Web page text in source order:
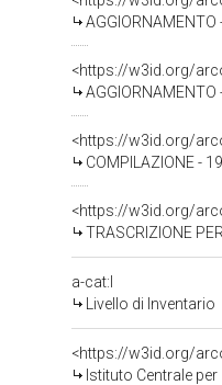
AGGIORNAMENTO
<https://w3id.org/
AGGIORNAMENTO
<https://w3id.org/
COMPILAZIONE -
<https://w3id.org/
TRASCRIZIONE
a-cat:I
Livello di Inventario
<https://w3id.org/
Istituto Centrale